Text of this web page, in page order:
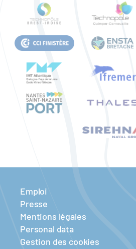
Emploi
Presse
Mentions légales
Personal data
Gestion des cookies